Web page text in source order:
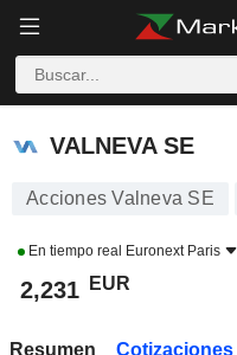
VALNEVA SE
VALNEVA SE
Acciones Valneva SE
En tiempo real Euronext Paris
2,231 EUR
Resumen Cotizaciones